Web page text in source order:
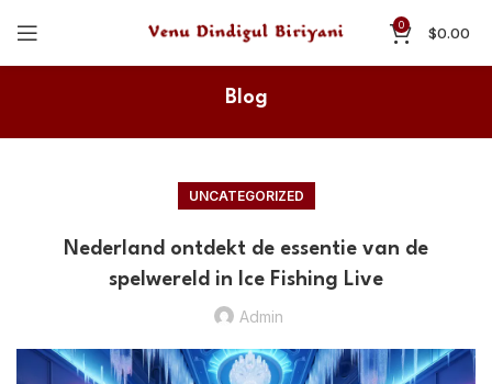
0 $0.00
Blog
UNCATEGORIZED
Nederland ontdekt de essentie van de
spelwereld in Ice Fishing Live
Admin